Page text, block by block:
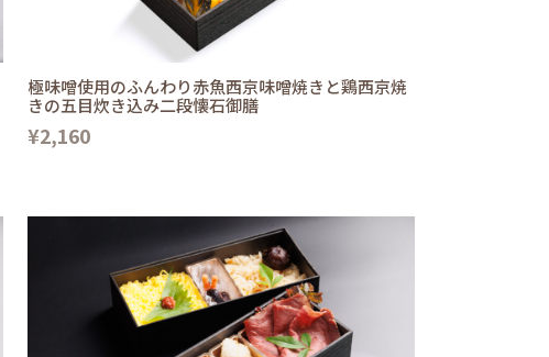
極味噌使用のふんわり赤魚西京味噌焼きと鶏西京焼
きの五目炊き込み二段懐石御膳
¥2,160